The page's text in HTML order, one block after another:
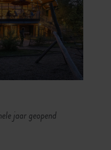
jaar geopend